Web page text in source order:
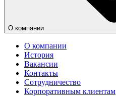
О компании
О компании
История
Вакансии
Контакты
Сотрудничество
Корпоративным клиентам